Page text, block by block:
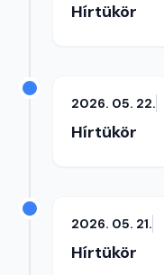
Hírtükör
2026. 05. 22.
Hírtükör
2026. 05. 21.
Hírtükör